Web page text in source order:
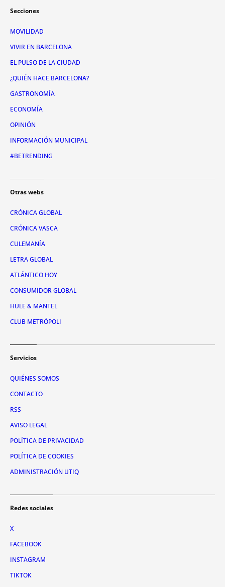
Secciones
MOVILIDAD
VIVIR EN BARCELONA
EL PULSO DE LA CIUDAD
¿QUIÉN HACE BARCELONA?
GASTRONOMÍA
ECONOMÍA
OPINIÓN
INFORMACIÓN MUNICIPAL
#BETRENDING
Otras webs
CRÓNICA GLOBAL
CRÓNICA VASCA
CULEMANÍA
LETRA GLOBAL
ATLÁNTICO HOY
CONSUMIDOR GLOBAL
HULE & MANTEL
CLUB METRÓPOLI
Servicios
QUIÉNES SOMOS
CONTACTO
RSS
AVISO LEGAL
POLÍTICA DE PRIVACIDAD
POLÍTICA DE COOKIES
ADMINISTRACIÓN UTIQ
Redes sociales
X
FACEBOOK
INSTAGRAM
TIKTOK